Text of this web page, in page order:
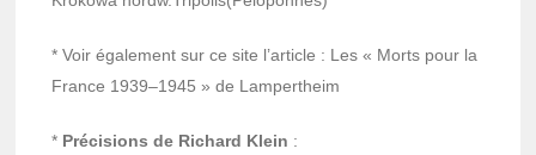
* Voir égale­ment sur ce site l’ar­ticle : Les « Morts pour la
France 1939–1945 » de Lamper­theim
* Préci­sions de Richard Klein :